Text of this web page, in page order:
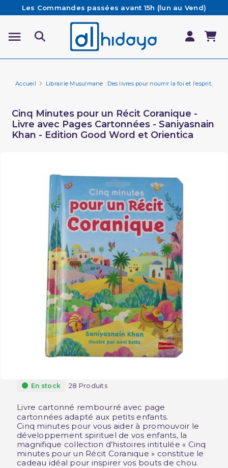
Les Commandes passées avant 15h (lun au Vend)
sont préparées et expédiées le jour même
Besoin d'aide ? Retrouvez notre FAQ
Livraison offerte à partir de 65€ d'achat*
Accueil Librairie Musulmane : Des livres pour nourrir la foi et l’esprit.
Cinq Minutes pour un Récit Coranique -
Livre avec Pages Cartonnées - Saniyasnain
Khan - Edition Good Word et Orientica
En stock 28 Produits
Livre cartonné rembourré avec page
cartonnées adapté aux petits enfants.
Cinq minutes pour vous aider à promouvoir le
développement spirituel de vos enfants, la
magnifique collection d’histoires intitulée « Cinq
minutes pour un Récit Coranique » constitue le
cadeau idéal pour inspirer vos bouts de chou.